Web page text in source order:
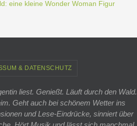
& DATENSCHUTZ
liest. Genießt. Läuft durch den Wald.
Geht auch bei schönem Wetter ins
und Lese-Eindrücke, sinniert über